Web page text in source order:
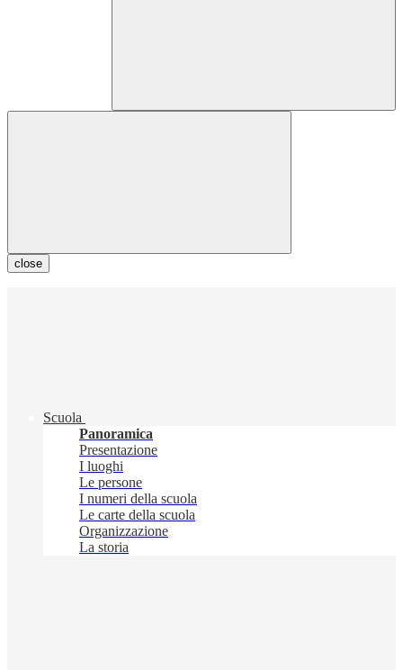
close
Scuola
Panoramica
Presentazione
I luoghi
Le persone
I numeri della scuola
Le carte della scuola
Organizzazione
La storia